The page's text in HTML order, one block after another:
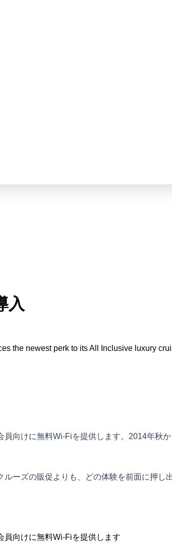
入
the newest perk to its All Inclusive luxury
向けに無料Wi-Fiを提供します。2014年秋
ーズの販促よりも、どの体験を前面に押
員向けに無料Wi-Fiを提供します